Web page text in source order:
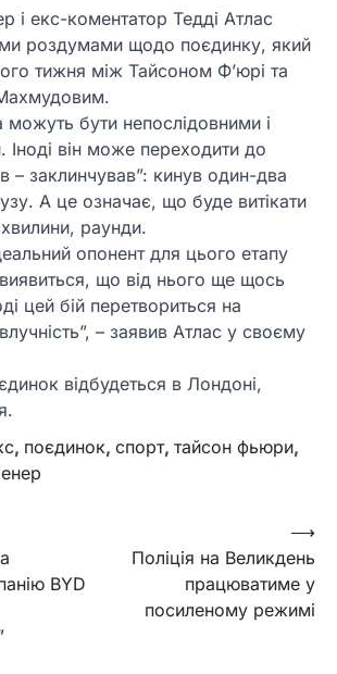
і екс-коментатор Тедді Атлас
роздумами щодо поєдинку, який
тижня між Тайсоном Ф’юрі та
можуть бути непослідовними і
Іноді він може переходити до
– заклинчував”: кинув один-два
А це означає, що буде витікати
раунди.
опонент для цього етапу
що від нього ще щось
цей бій перетвориться на
– заявив Атлас у своєму
відбудеться в Лондоні,
, поєдинок, спорт, тайсон фьюри,
ВYD
Поліція на Великдень
працюватиме у
посиленому режимі
⟶